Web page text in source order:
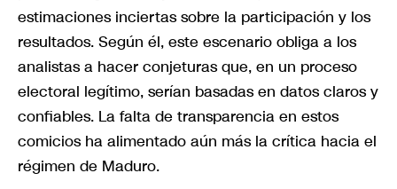
estimaciones inciertas sobre la participación y los
resultados. Según él, este escenario obliga a los
analistas a hacer conjeturas que, en un proceso
electoral legítimo, serían basadas en datos claros y
confiables. La falta de transparencia en estos
comicios ha alimentado aún más la crítica hacia el
régimen de Maduro.